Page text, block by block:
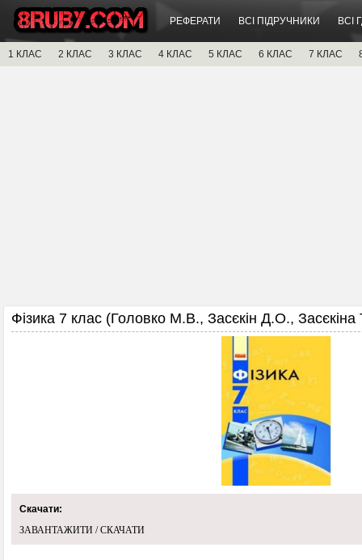
РЕФЕРАТИ ВСІ ПІДРУЧНИКИ ВСІ
1 КЛАС 2 КЛАС 3 КЛАС 4 КЛАС 5 КЛАС 6 КЛАС 7 КЛАС
Фізика 7 клас (Головко М.В., Засєкін Д.О., Засєкіна
Скачати:
ЗАВАНТАЖИТИ / СКАЧАТИ